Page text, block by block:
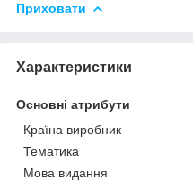
Приховати
Характеристики
Основні атрибути
Країна виробник
Тематика
Мова видання